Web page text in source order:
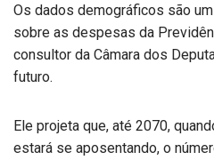
Os dados demográficos são
sobre as despesas da
consultor da Câmara dos
futuro.
Ele projeta que, até 2070,
estará se aposentando, o